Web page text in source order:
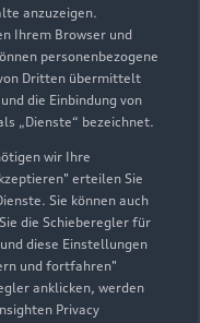
anzuzeigen.
Ihrem Browser und
personenbezogene
Dritten übermittelt
die Einbindung von
„Dienste“ bezeichnet.
wir Ihre
erteilen Sie
Sie können auch
die Schieberegler für
diese Einstellungen
und fortfahren"
anklicken, werden
Privacy
der passenden